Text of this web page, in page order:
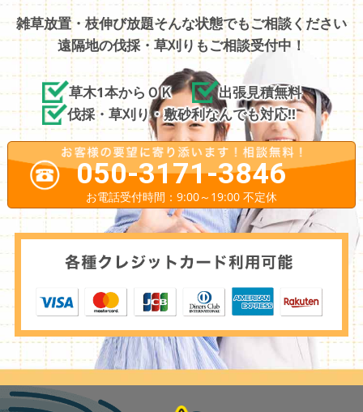
雑草放置・枝伸び放題そんな状態でもご相談ください
遠隔地の伐採・草刈りもご相談受付中！
草木1本からＯＫ
出張見積無料
伐採・草刈り・敷砂利なんでも対応!!
050-3171-3846
お電話受付時間：9:00～19:00 不定休